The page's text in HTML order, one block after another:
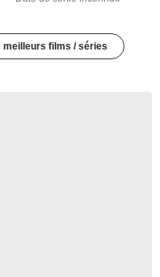
meilleurs films / séries